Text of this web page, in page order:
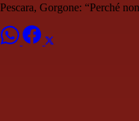
Pescara, Gorgone: “Perché